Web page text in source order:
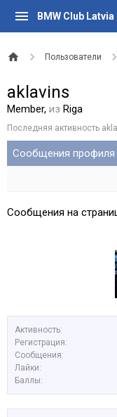
BMW Club Latvia
Пользователи
Активность:
Регистрация:
Сообщения:
Лайки:
Баллы:
aklavins
Member, из Riga
Последняя активность
Сообщения профиля
Сообщения на